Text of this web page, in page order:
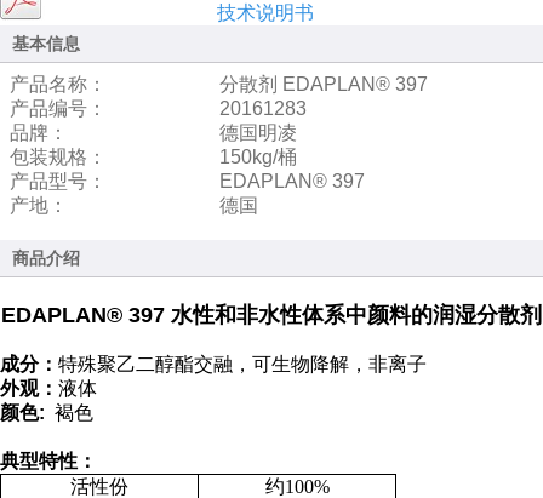
技术说明书
基本信息
产品名称：
分散剂 EDAPLAN® 397
产品编号：
20161283
品牌：
德国明凌
包装规格：
150kg/桶
产品型号：
EDAPLAN® 397
产地：
德国
商品介绍
EDAPLAN® 397 水性和非水性体系中颜料的润湿分散剂
成分： 特殊聚乙二醇酯交融，可生物降解，非离子
外观： 液体
颜色: 褐色
典型特性：
活性份
约100%